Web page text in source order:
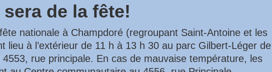
de la fête!
nationale à Champdoré (regroupant Saint-Antoine et les
lieu à l’extérieur de 11 h à 13 h 30 au parc Gilbert-Léger de
rue principale. En cas de mauvaise température, les